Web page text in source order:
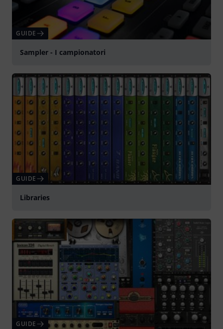
GUIDE
Sampler - I campionatori
GUIDE
Libraries
GUIDE